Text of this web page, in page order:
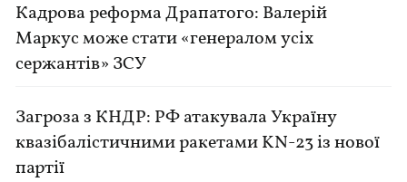
Кадрова реформа Драпатого: Валерій
Маркус може стати «генералом усіх
сержантів» ЗСУ
Загроза з КНДР: РФ атакувала Україну
квазібалістичними ракетами KN-23 із нової
партії